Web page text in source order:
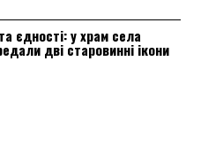
єдності: у храм села
дві старовинні ікони